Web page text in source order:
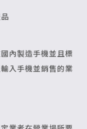
內製造手機並且標
入手機並銷售的業